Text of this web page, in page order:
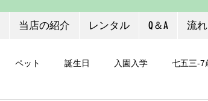
当店の紹介 レンタル Q＆A 流れ
ペット 誕生日 入園入学 七五三-7